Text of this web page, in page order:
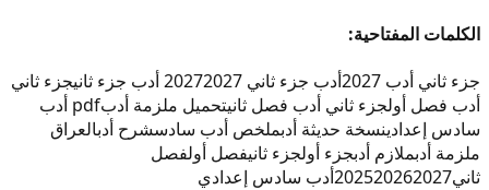
الكلمات المفتاحية:
جزء ثاني أدب 2027
أدب جزء ثاني 2027 2027 أدب جزء ثاني
جزء ثاني
أدب فصل أولجزء ثاني أدب فصل ثانيتحميل ملزمة أدب
pdf أدب
سادس إعدادينسخة حديثة أدبملخص أدب سادسشرح أدبالعراق
ملزمة أدبملازم أدبجزء أولجزء ثانيفصل أولفصل
ثاني
202520262027 أدب سادس إعدادي